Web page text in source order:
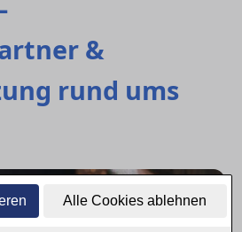
Alle Cookies ablehnen
&
rund ums